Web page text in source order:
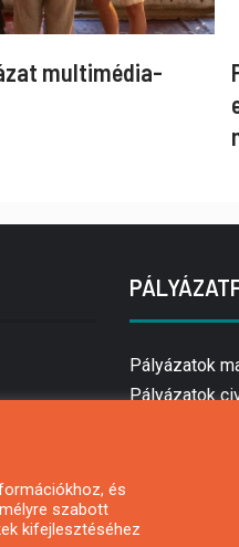
multimédia-
Pályázatok
Pályázatok
és
szabott
kifejlesztéséhez